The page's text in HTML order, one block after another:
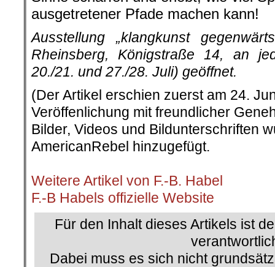
ausgetretener Pfade machen kann!
Ausstellung „klangkunst
Rheinsberg, Königstraße 14, an
20./21. und 27./28. Juli) geöffnet.
(Der Artikel erschien zuerst am 24.
Veröffenlichung mit freundlicher
Bilder, Videos und Bildunterschriften
AmericanRebel hinzugefügt.
Weitere Artikel von F.-B. Habel
F.-B Habels offizielle Website
Für den Inhalt dieses Artikels ist
Dabei muss es sich nicht